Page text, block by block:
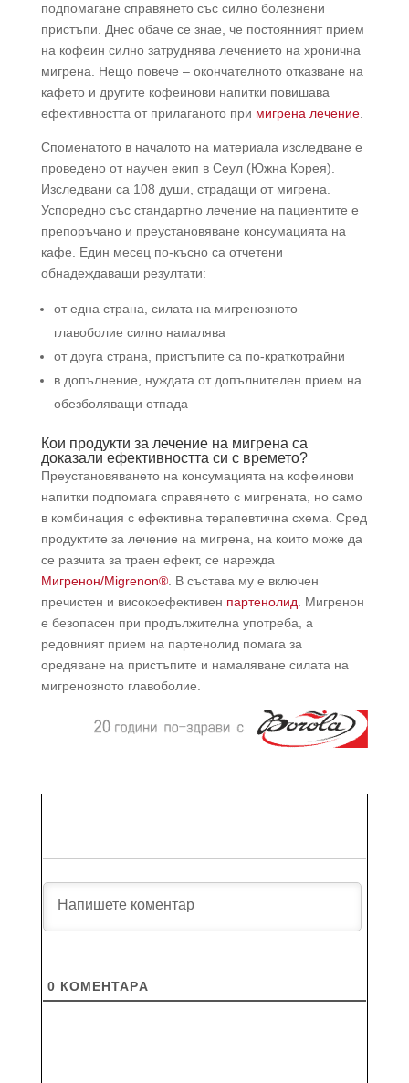
подпомагане справянето със силно болезнени
пристъпи. Днес обаче се знае, че постоянният прием
на кофеин силно затруднява лечението на хронична
мигрена. Нещо повече – окончателното отказване на
кафето и другите кофеинови напитки повишава
ефективността от прилаганото при мигрена лечение.
Споменатото в началото на материала изследване е
проведено от научен екип в Сеул (Южна Корея).
Изследвани са 108 души, страдащи от мигрена.
Успоредно със стандартно лечение на пациентите е
препоръчано и преустановяване консумацията на
кафе. Един месец по-късно са отчетени
обнадеждаващи резултати:
от една страна, силата на мигренозното
главоболие силно намалява
от друга страна, пристъпите са по-краткотрайни
в допълнение, нуждата от допълнителен прием на
обезболяващи отпада
Кои продукти за лечение на мигрена са
доказали ефективността си с времето?
Преустановяването на консумацията на кофеинови
напитки подпомага справянето с мигрената, но само
в комбинация с ефективна терапевтична схема. Сред
продуктите за лечение на мигрена, на които може да
се разчита за траен ефект, се нарежда
Мигренон/Migrenon®. В състава му е включен
пречистен и високоефективен партенолид. Мигренон
е безопасен при продължителна употреба, а
редовният прием на партенолид помага за
оредяване на пристъпите и намаляване силата на
мигренозното главоболие.
0 КОМЕНТАРA